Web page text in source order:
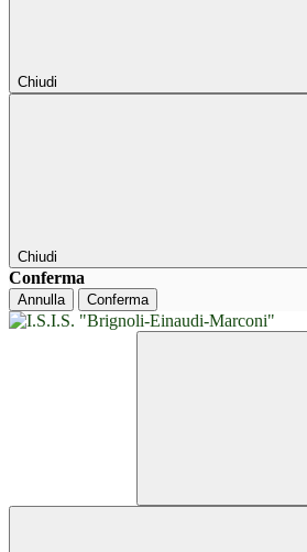
Chiudi
Chiudi
Conferma
Annulla Conferma